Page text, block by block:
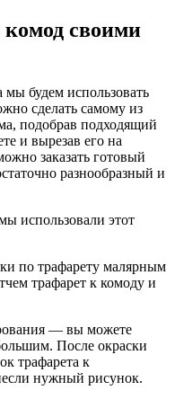
своими
мы будем использовать
сделать самому из
подобрав подходящий
и вырезав его на
заказать готовый
разнообразный и
использовали этот
по трафарету малярным
трафарет к комоду и
— вы можете
После окраски
трафарета к
нужный рисунок.